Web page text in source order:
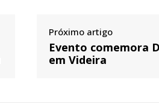
Próximo artigo
Evento comemora
em Videira